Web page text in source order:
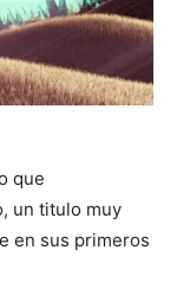
que
un titulo muy
en sus primeros